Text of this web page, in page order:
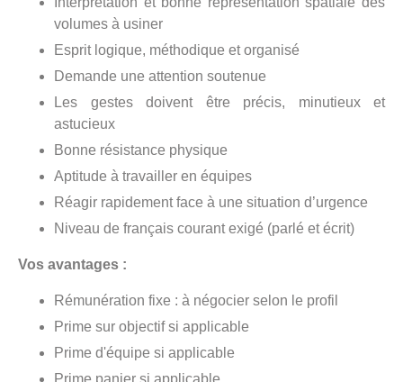
volumes à usiner
Esprit logique, méthodique et organisé
Demande une attention soutenue
Les gestes doivent être précis, minutieux et
astucieux
Bonne résistance physique
Aptitude à travailler en équipes
Réagir rapidement face à une situation d’urgence
Niveau de français courant exigé (parlé et écrit)
Vos avantages :
Rémunération fixe : à négocier selon le profil
Prime sur objectif si applicable
Prime d'équipe si applicable
Prime panier si applicable